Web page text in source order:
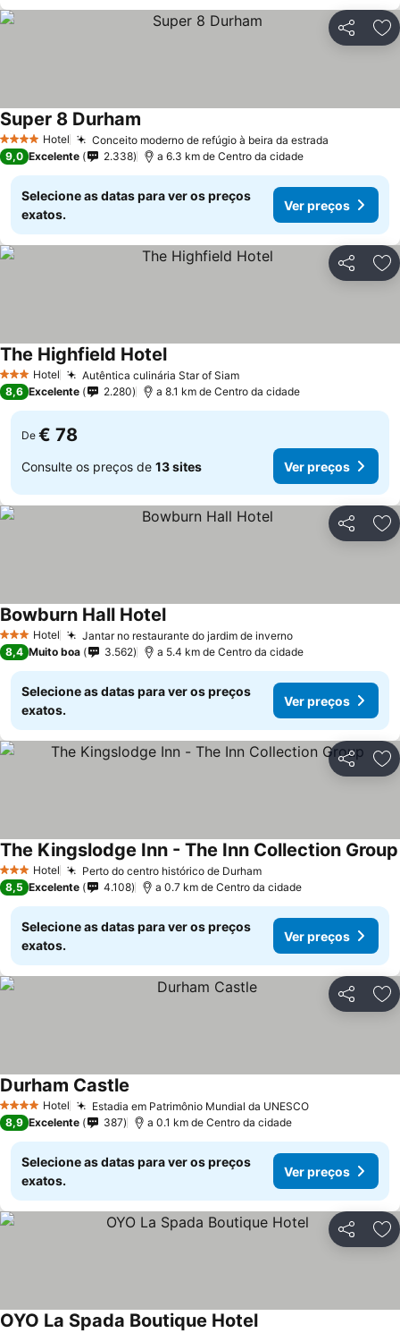
Partilhar
4 EstrelasHotel Conceito moderno de refúgio à beira da estrada
Super 8 Durham
9,0 Excelente 2.338 a 6.3 km de Centro da cidade
Selecione as datas para ver os preços
exatos.
Ver preços
Partilhar
3 EstrelasHotel Autêntica culinária Star of Siam
The Highfield Hotel
8,6 Excelente 2.280 a 8.1 km de Centro da cidade
De € 78
Consulte os preços de 13 sites Ver preços
Partilhar
3 EstrelasHotel Jantar no restaurante do jardim de inverno
Bowburn Hall Hotel
8,4 Muito boa 3.562 a 5.4 km de Centro da cidade
Selecione as datas para ver os preços
exatos.
Ver preços
Partilhar
3 EstrelasHotel Perto do centro histórico de Durham
The Kingslodge Inn - The Inn Collection Group
8,5 Excelente 4.108 a 0.7 km de Centro da cidade
Selecione as datas para ver os preços
exatos.
Ver preços
Partilhar
4 EstrelasHotel Estadia em Patrimônio Mundial da UNESCO
Durham Castle
8,9 Excelente 387 a 0.1 km de Centro da cidade
Selecione as datas para ver os preços
exatos.
Ver preços
Partilhar
OYO La Spada Boutique Hotel